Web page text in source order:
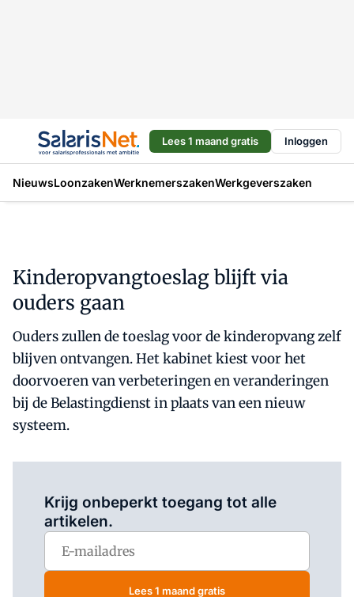
Lees 1 maand gratis Inloggen
NieuwsLoonzakenWerknemerszakenWerkgeverszaken
Kinderopvangtoeslag blijft via
ouders gaan
Ouders zullen de toeslag voor de kinderopvang zelf
blijven ontvangen. Het kabinet kiest voor het
doorvoeren van verbeteringen en veranderingen
bij de Belastingdienst in plaats van een nieuw
systeem.
Krijg onbeperkt toegang tot alle
artikelen.
Lees 1 maand gratis